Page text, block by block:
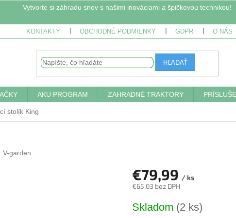
Vytvorte si záhradu snov s našimi inováciami a špičkovou technikou!
KONTAKTY OBCHODNÉ PODMIENKY GDPR O NÁS
HĽADAŤ
AKU PROGRAM ZAHRADNÉ TRAKTORY
stolík King
V-garden
€79,99 / ks
€65,03 bez DPH
cena:
Skladom (2 ks)